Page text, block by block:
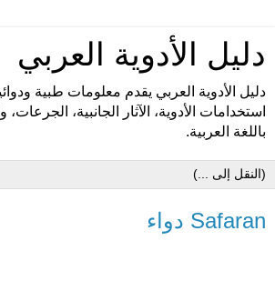
دليل الأدوية العربي
دليل الأدوية العربي يقدم معلومات طبية
استخدامات الأدوية، الآثار الجانبية، الجرعات،
باللغة العربية.
Safaran دواء